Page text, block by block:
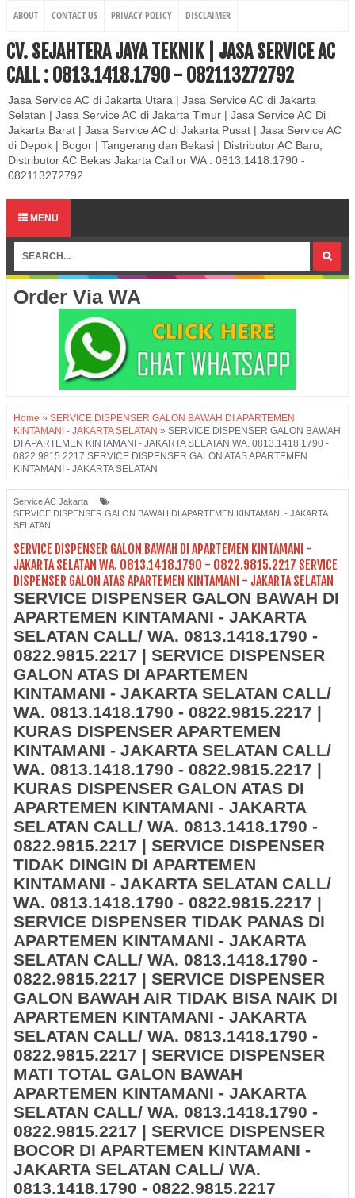
ABOUT CONTACT US PRIVACY POLICY DISCLAIMER
CV. SEJAHTERA JAYA TEKNIK | JASA SERVICE AC
CALL : 0813.1418.1790 - 082113272792
Jasa Service AC di Jakarta Utara | Jasa Service AC di Jakarta
Selatan | Jasa Service AC di Jakarta Timur | Jasa Service AC Di
Jakarta Barat | Jasa Service AC di Jakarta Pusat | Jasa Service AC
di Depok | Bogor | Tangerang dan Bekasi | Distributor AC Baru,
Distributor AC Bekas Jakarta Call or WA : 0813.1418.1790 -
082113272792
MENU
Order Via WA
Home » SERVICE DISPENSER GALON BAWAH DI APARTEMEN
KINTAMANI - JAKARTA SELATAN » SERVICE DISPENSER GALON BAWAH
DI APARTEMEN KINTAMANI - JAKARTA SELATAN WA. 0813.1418.1790 -
0822.9815.2217 SERVICE DISPENSER GALON ATAS APARTEMEN
KINTAMANI - JAKARTA SELATAN
Service AC Jakarta
SERVICE DISPENSER GALON BAWAH DI APARTEMEN KINTAMANI - JAKARTA
SELATAN
SERVICE DISPENSER GALON BAWAH DI APARTEMEN KINTAMANI -
JAKARTA SELATAN WA. 0813.1418.1790 - 0822.9815.2217 SERVICE
DISPENSER GALON ATAS APARTEMEN KINTAMANI - JAKARTA SELATAN
SERVICE DISPENSER GALON BAWAH DI
APARTEMEN KINTAMANI - JAKARTA
SELATAN CALL/ WA. 0813.1418.1790 -
0822.9815.2217 | SERVICE DISPENSER
GALON ATAS DI APARTEMEN
KINTAMANI - JAKARTA SELATAN CALL/
WA. 0813.1418.1790 - 0822.9815.2217 |
KURAS DISPENSER APARTEMEN
KINTAMANI - JAKARTA SELATAN CALL/
WA. 0813.1418.1790 - 0822.9815.2217 |
KURAS DISPENSER GALON ATAS DI
APARTEMEN KINTAMANI - JAKARTA
SELATAN CALL/ WA. 0813.1418.1790 -
0822.9815.2217 | SERVICE DISPENSER
TIDAK DINGIN DI APARTEMEN
KINTAMANI - JAKARTA SELATAN CALL/
WA. 0813.1418.1790 - 0822.9815.2217 |
SERVICE DISPENSER TIDAK PANAS DI
APARTEMEN KINTAMANI - JAKARTA
SELATAN CALL/ WA. 0813.1418.1790 -
0822.9815.2217 | SERVICE DISPENSER
GALON BAWAH AIR TIDAK BISA NAIK DI
APARTEMEN KINTAMANI - JAKARTA
SELATAN CALL/ WA. 0813.1418.1790 -
0822.9815.2217 | SERVICE DISPENSER
MATI TOTAL GALON BAWAH
APARTEMEN KINTAMANI - JAKARTA
SELATAN CALL/ WA. 0813.1418.1790 -
0822.9815.2217 | SERVICE DISPENSER
BOCOR DI APARTEMEN KINTAMANI -
JAKARTA SELATAN CALL/ WA.
0813.1418.1790 - 0822.9815.2217